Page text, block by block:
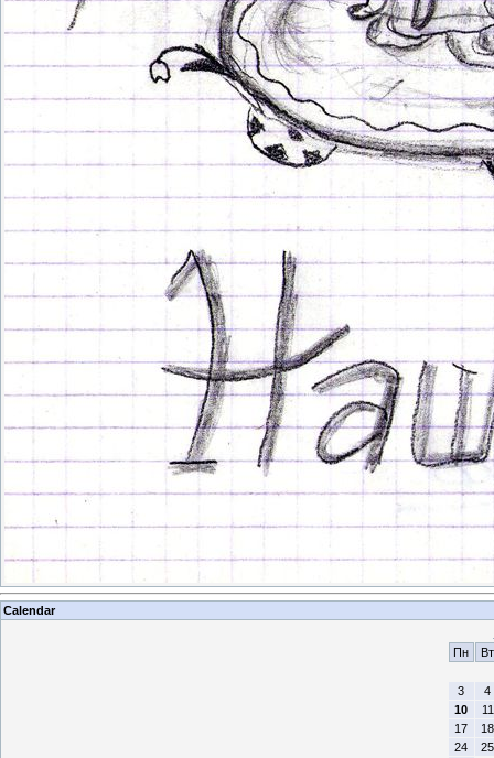
Calendar
Пн
Вт
3
4
10
11
17
18
24
25